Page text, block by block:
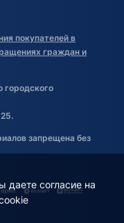
покупателей в
граждан и
городского
запрещена без
даете согласие на